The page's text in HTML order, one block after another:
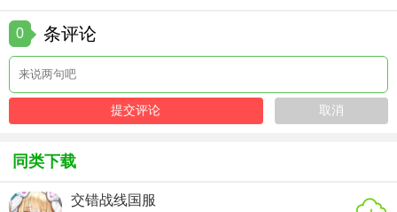
0 条评论
同类下载
交错战线国服